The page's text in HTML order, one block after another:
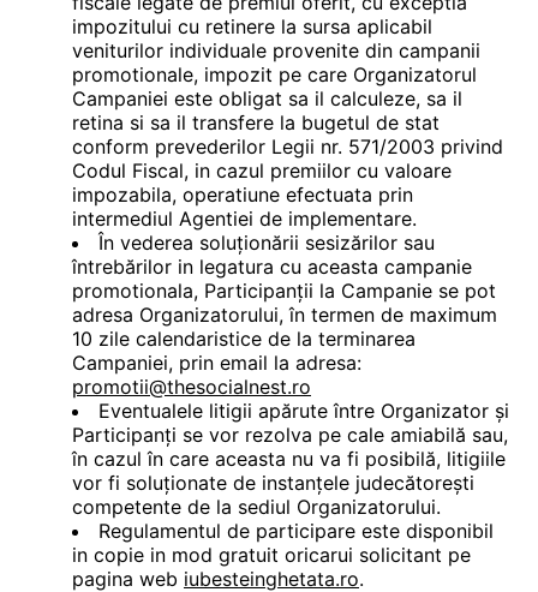
impozitului cu retinere la sursa aplicabil
veniturilor individuale provenite din campanii
promotionale, impozit pe care Organizatorul
Campaniei este obligat sa il calculeze, sa il
retina si sa il transfere la bugetul de stat
conform prevederilor Legii nr. 571/2003 privind
Codul Fiscal, in cazul premiilor cu valoare
impozabila, operatiune efectuata prin
intermediul Agentiei de implementare.
În vederea soluționării sesizărilor sau
întrebărilor in legatura cu aceasta campanie
promotionala, Participanții la Campanie se pot
adresa Organizatorului, în termen de maximum
10 zile calendaristice de la terminarea
Campaniei, prin email la adresa:
promotii@thesocialnest.ro
Eventualele litigii apărute între Organizator și
Participanți se vor rezolva pe cale amiabilă sau,
în cazul în care aceasta nu va fi posibilă, litigiile
vor fi soluționate de instanțele judecătorești
competente de la sediul Organizatorului.
Regulamentul de participare este disponibil
in copie in mod gratuit oricarui solicitant pe
pagina web iubesteinghetata.ro.